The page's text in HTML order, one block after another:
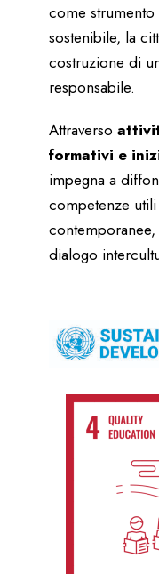
come
sostenibile, la
costruzione di
responsabile.
Attraverso
formativi e
impegna a
competenze
dialogo